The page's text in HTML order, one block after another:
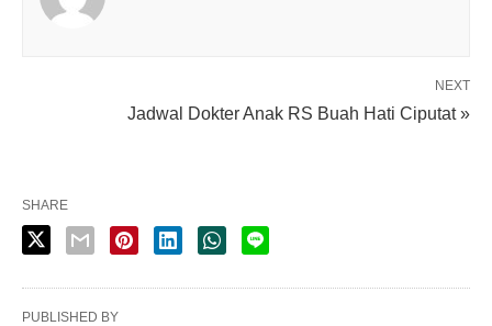
NEXT
Jadwal Dokter Anak RS Buah Hati Ciputat »
SHARE
PUBLISHED BY